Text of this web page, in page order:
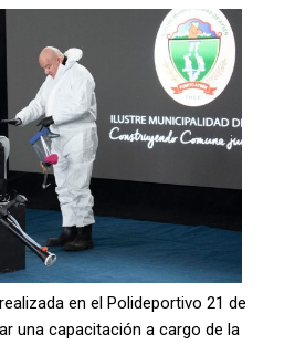
en el Polideportivo 21 de
una capacitación a cargo de la